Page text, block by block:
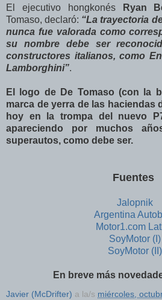
El ejecutivo hongkonés Ryan
Tomaso, declaró: “La trayectoria
nunca fue valorada como
su nombre debe ser
constructores italianos, como
Lamborghini”.
El logo de De Tomaso (con la
marca de yerra de las haciendas
hoy en la trompa del nuevo
apareciendo por muchos
superautos, como debe ser.
Fuentes
Jalopnik
Argentina
Motor1.com
SoyMotor (I)
SoyMotor (II)
En breve más
Javier (McDrifter) a la/s miércoles,